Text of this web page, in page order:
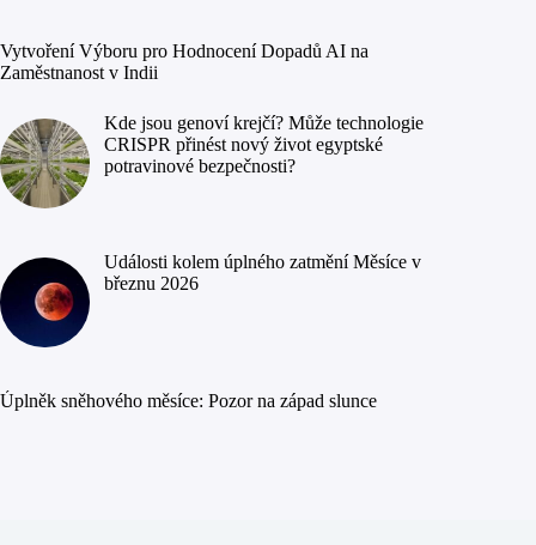
Vytvoření Výboru pro Hodnocení Dopadů AI na
Zaměstnanost v Indii
Kde jsou genoví krejčí? Může technologie
CRISPR přinést nový život egyptské
potravinové bezpečnosti?
Události kolem úplného zatmění Měsíce v
březnu 2026
Úplněk sněhového měsíce: Pozor na západ slunce